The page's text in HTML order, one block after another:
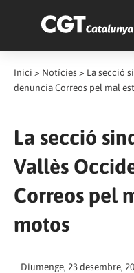
Inici > Notícies > La secció
denuncia Correos pel mal
La secció
Vallès
Correos pel
motos
Diumenge, 23 desembre,